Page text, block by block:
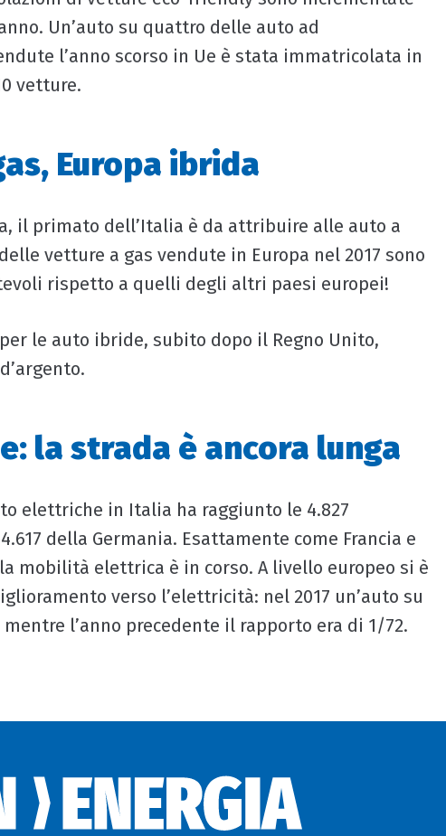
Un’auto su quattro delle auto ad
l’anno scorso in Ue è stata immatricolata in
vetture.
Europa ibrida
il primato dell’Italia è da attribuire alle auto a
vetture a gas vendute in Europa nel 2017 sono
rispetto a quelli degli altri paesi europei!
le auto ibride, subito dopo il Regno Unito,
la strada è ancora lunga
elettriche in Italia ha raggiunto le 4.827
della Germania. Esattamente come Francia e
mobilità elettrica è in corso. A livello europeo si è
verso l’elettricità: nel 2017 un’auto su
l’anno precedente il rapporto era di 1/72.